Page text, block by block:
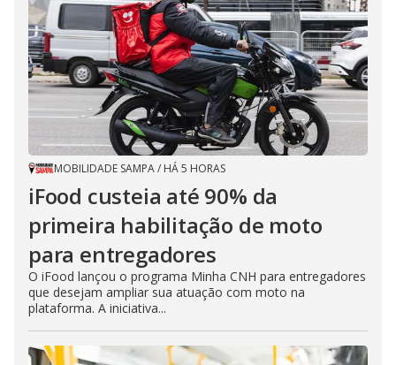
MOBILIDADE SAMPA/ HÁ 5 HORAS
iFood custeia até 90% da
primeira habilitação de moto
para entregadores
O iFood lançou o programa Minha CNH para entregadores
que desejam ampliar sua atuação com moto na
plataforma. A iniciativa...